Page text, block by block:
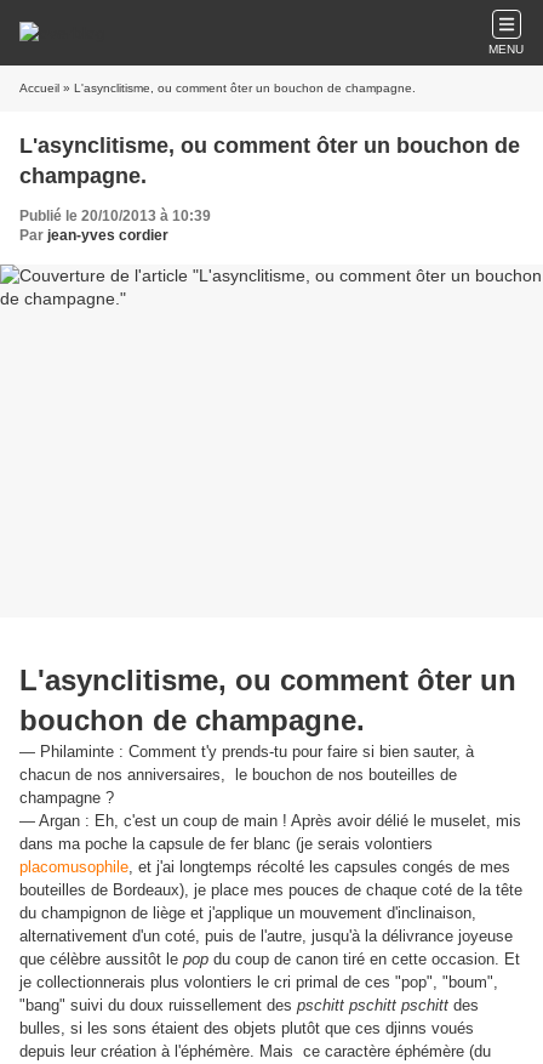
MENU
Accueil » L'asynclitisme, ou comment ôter un bouchon de champagne.
L'asynclitisme, ou comment ôter un bouchon de
champagne.
Publié le 20/10/2013 à 10:39
Par jean-yves cordier
L'asynclitisme, ou comment ôter un
bouchon de champagne.
— Philaminte : Comment t'y prends-tu pour faire si bien sauter, à
chacun de nos anniversaires, le bouchon de nos bouteilles de
champagne ?
— Argan : Eh, c'est un coup de main ! Après avoir délié le muselet, mis
dans ma poche la capsule de fer blanc (je serais volontiers
placomusophile, et j'ai longtemps récolté les capsules congés de mes
bouteilles de Bordeaux), je place mes pouces de chaque coté de la tête
du champignon de liège et j'applique un mouvement d'inclinaison,
alternativement d'un coté, puis de l'autre, jusqu'à la délivrance joyeuse
que célèbre aussitôt le pop du coup de canon tiré en cette occasion. Et
je collectionnerais plus volontiers le cri primal de ces "pop", "boum",
"bang" suivi du doux ruissellement des pschitt pschitt pschitt des
bulles, si les sons étaient des objets plutôt que ces djinns voués
depuis leur création à l'éphémère. Mais ce caractère éphémère (du